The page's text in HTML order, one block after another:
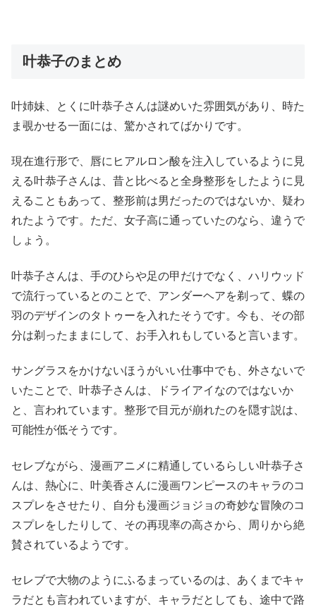
叶恭子のまとめ
叶姉妹、とくに叶恭子さんは謎めいた雰囲気があり、時た
ま覗かせる一面には、驚かされてばかりです。
現在進行形で、唇にヒアルロン酸を注入しているように見
える叶恭子さんは、昔と比べると全身整形をしたように見
えることもあって、整形前は男だったのではないか、疑わ
れたようです。ただ、女子高に通っていたのなら、違うで
しょう。
叶恭子さんは、手のひらや足の甲だけでなく、ハリウッド
で流行っているとのことで、アンダーヘアを剃って、蝶の
羽のデザインのタトゥーを入れたそうです。今も、その部
分は剃ったままにして、お手入れもしていると言います。
サングラスをかけないほうがいい仕事中でも、外さないで
いたことで、叶恭子さんは、ドライアイなのではないか
と、言われています。整形で目元が崩れたのを隠す説は、
可能性が低そうです。
セレブながら、漫画アニメに精通しているらしい叶恭子さ
んは、熱心に、叶美香さんに漫画ワンピースのキャラのコ
スプレをさせたり、自分も漫画ジョジョの奇妙な冒険のコ
スプレをしたりして、その再現率の高さから、周りから絶
賛されているようです。
セレブで大物のようにふるまっているのは、あくまでキャ
ラだとも言われていますが、キャラだとしても、途中で路